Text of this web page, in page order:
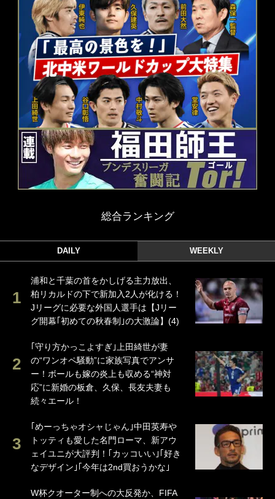
総合ランキング
DAILY WEEKLY
浦和と千葉の首をかしげる主力放出、
柏リカルドの下で新加入2人が化ける！
Jリーグに必要な外国人選手は【Jリー
グ開幕｢初めての秋春制｣の大激論】(4)
｢守り方かっこよすぎ｣上田綺世が妻
の“ワンオペ騒動”に家族写真でアンサ
ー！ボールも嫁の炎上も収める“神対
応”に新婚の板倉、久保、長友夫妻も
続々エール！
｢めーっちゃオシャじゃん｣中田英寿や
トッティも愛した名門ローマ、新アウ
ェイユニが大評判！｢カッコいい｣｢好き
なデザイン｣｢今年は2nd買おうかな｣
W杯クオーター制への大反発か、FIFA